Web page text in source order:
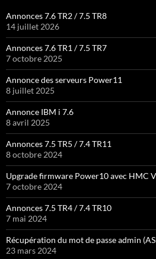
Annonces 7.6 TR2 / 7.5 TR8
14 juillet 2026
Annonces 7.6 TR1 / 7.5 TR7
7 octobre 2025
Annonce des serveurs Power11
8 juillet 2025
Annonce IBM i 7.6
8 avril 2025
Annonces 7.5 TR5 / 7.4 TR11
8 octobre 2024
Upgrade firmware Power10 avec HMC
7 octobre 2024
Annonces 7.5 TR4 / 7.4 TR10
7 mai 2024
Récupération du mot de passe admin
23 mars 2024